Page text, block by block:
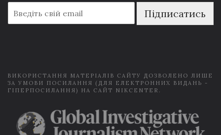
m
a
Підписатись
ВИКОРИСТАННЯ МАТЕРІАЛІВ САЙТУ ДОЗВОЛЕНО ЛИШЕ
ЗА УМОВИ ПОСИЛАННЯ (ДЛЯ ЕЛЕКТРОННИХ ВИДАНЬ -
ГІПЕРПОСИЛАННЯ) НА САЙТ NIKCENTER.